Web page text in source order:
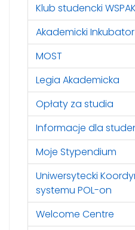
Klub studencki WSPAK
Akademicki
MOST
Legia Akademicka
Opłaty za studia
Informacje dla
Moje Stypendium
Uniwersytecki
systemu POL-on
Welcome Centre